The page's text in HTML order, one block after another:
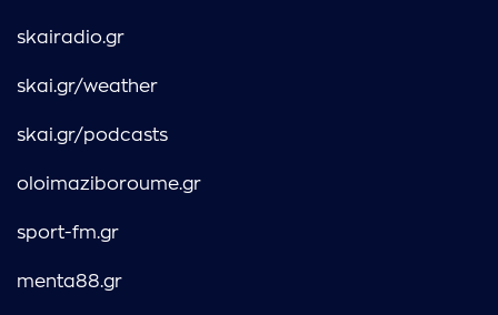
skairadio.gr
skai.gr/weather
skai.gr/podcasts
oloimaziboroume.gr
sport-fm.gr
menta88.gr